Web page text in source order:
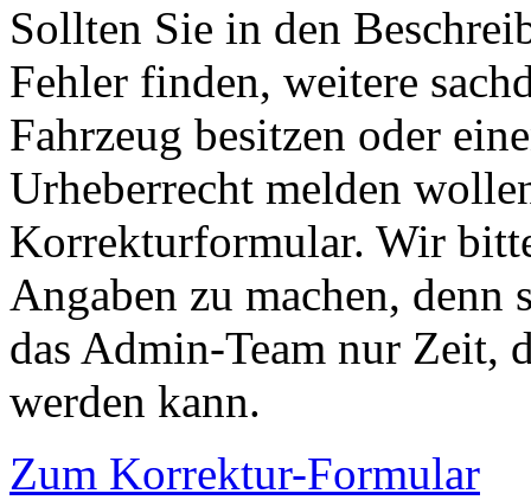
Sollten Sie in den
Fehler finden, weitere
Fahrzeug besitzen oder
Urheberrecht melden
Korrekturformular. Wir
Angaben zu machen,
das Admin-Team nur Zeit,
werden kann.
Zum Korrektur-Formular